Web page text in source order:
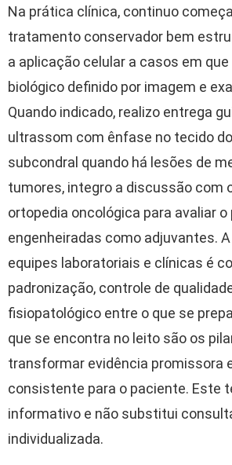
Na prática clínica, continuo
tratamento conservador bem
a aplicação celular a casos em
biológico definido por imagem e
Quando indicado, realizo entrega
ultrassom com ênfase no tecido
subcondral quando há lesões de
tumores, integro a discussão com
ortopedia oncológica para avaliar o
engenheiradas como adjuvantes.
equipes laboratoriais e clínicas é
padronização, controle de
fisiopatológico entre o que se
que se encontra no leito são os
transformar evidência promissora
consistente para o paciente. Este
informativo e não substitui
individualizada.